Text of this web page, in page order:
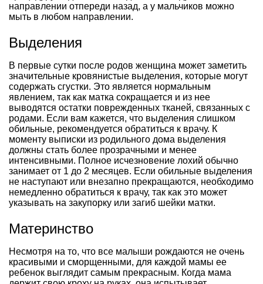
направлении отпереди назад, а у мальчиков можно
мыть в любом направлении.
Выделения
В первые сутки после родов женщина может заметить
значительные кровянистые выделения, которые могут
содержать сгустки. Это является нормальным
явлением, так как матка сокращается и из нее
выводятся остатки поврежденных тканей, связанных с
родами. Если вам кажется, что выделения слишком
обильные, рекомендуется обратиться к врачу. К
моменту выписки из родильного дома выделения
должны стать более прозрачными и менее
интенсивными. Полное исчезновение лохий обычно
занимает от 1 до 2 месяцев. Если обильные выделения
не наступают или внезапно прекращаются, необходимо
немедленно обратиться к врачу, так как это может
указывать на закупорку или загиб шейки матки.
Материнство
Несмотря на то, что все малыши рождаются не очень
красивыми и сморщенными, для каждой мамы ее
ребенок выглядит самым прекрасным. Когда мама